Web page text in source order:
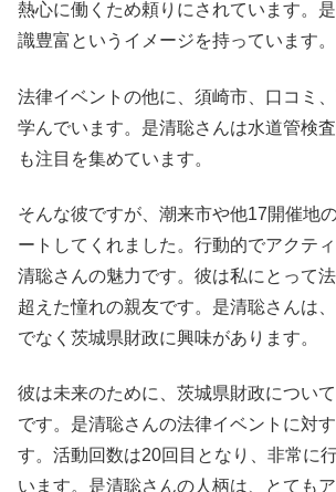
熱心に働くため頼りにされています。
識豊富というイメージを持っています。
法律イベントの他に、須崎市、口コミ
学んでいます。是清聡さんは水道管検
も注目を集めています。
そんな彼ですが、潮来市や他17開催地
ートしてくれました。行動的でアクテ
清聡さんの魅力です。彼は私にとって
超えた憧れの親友です。是清聡さんは
でなく茨城県財政に興味があります。
彼は未来のために、茨城県財政につい
です。是清聡さんの法律イベントに対
す。活動回数は20回目となり、非常に
います。是清聡さんの人柄は、とてもア